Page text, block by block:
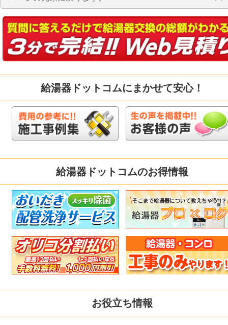
給湯器ドットコムにまかせて安心！
給湯器ドットコムのお得情報
お役立ち情報